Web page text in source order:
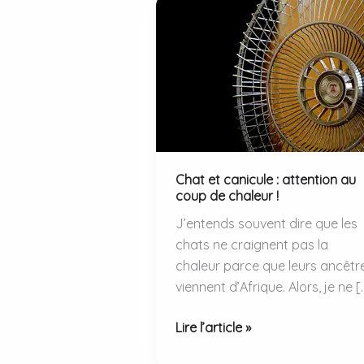
Chat et canicule : attention au
coup de chaleur !
J’entends souvent dire que les
chats ne craignent pas la
chaleur parce que leurs
viennent d’Afrique. Alors, je ne
Chat
Lire l’article »